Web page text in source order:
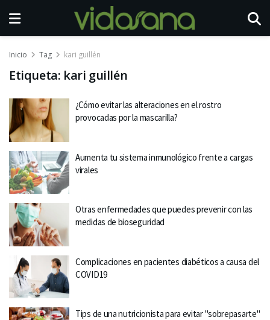
Inicio Tag kari guillén
Etiqueta: kari guillén
¿Cómo evitar las alteraciones en el rostro
provocadas por la mascarilla?
Aumenta tu sistema inmunológico frente a cargas
virales
Otras enfermedades que puedes prevenir con las
medidas de bioseguridad
Complicaciones en pacientes diabéticos a causa del
COVID19
Tips de una nutricionista para evitar "sobrepasarte"